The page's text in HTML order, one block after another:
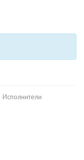
Исполнители